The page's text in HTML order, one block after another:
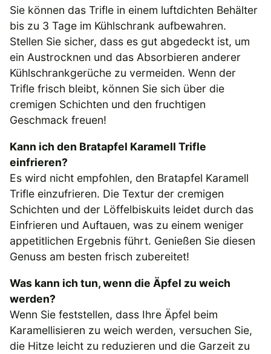
Sie können das Trifle in einem luftdichten Behälter
bis zu 3 Tage im Kühlschrank aufbewahren.
Stellen Sie sicher, dass es gut abgedeckt ist, um
ein Austrocknen und das Absorbieren anderer
Kühlschrankgerüche zu vermeiden. Wenn der
Trifle frisch bleibt, können Sie sich über die
cremigen Schichten und den fruchtigen
Geschmack freuen!
Kann ich den Bratapfel Karamell Trifle
einfrieren?
Es wird nicht empfohlen, den Bratapfel Karamell
Trifle einzufrieren. Die Textur der cremigen
Schichten und der Löffelbiskuits leidet durch das
Einfrieren und Auftauen, was zu einem weniger
appetitlichen Ergebnis führt. Genießen Sie diesen
Genuss am besten frisch zubereitet!
Was kann ich tun, wenn die Äpfel zu weich
werden?
Wenn Sie feststellen, dass Ihre Äpfel beim
Karamellisieren zu weich werden, versuchen Sie,
die Hitze leicht zu reduzieren und die Garzeit zu